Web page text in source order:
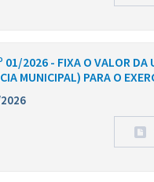
01/2026 - FIXA O VALOR DA
MUNICIPAL) PARA O